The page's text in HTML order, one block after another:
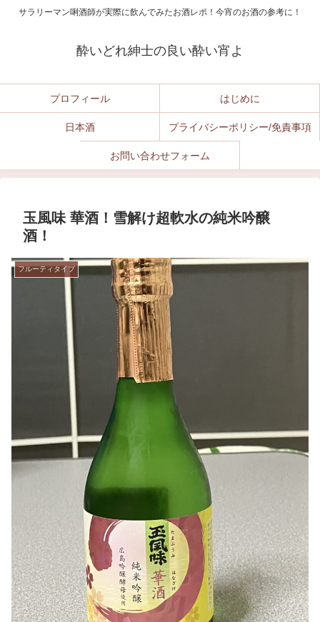
サラリーマン唎酒師が実際に飲んでみたお酒レポ！今宵のお酒の参考に！
酔いどれ紳士の良い酔い宵よ
プロフィール はじめに
日本酒 プライバシーポリシー/免責事項
お問い合わせフォーム
玉風味 華酒！雪解け超軟水の純米吟醸
酒！
フルーティタイプ